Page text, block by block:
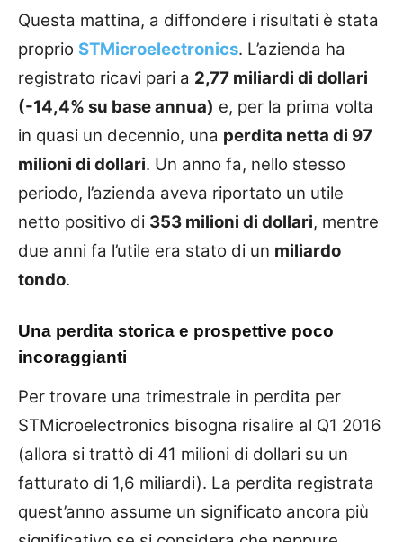
Questa mattina, a diffondere i risultati è stata
proprio STMicroelectronics. L’azienda ha
registrato ricavi pari a 2,77 miliardi di dollari
(-14,4% su base annua) e, per la prima volta
in quasi un decennio, una perdita netta di 97
milioni di dollari. Un anno fa, nello stesso
periodo, l’azienda aveva riportato un utile
netto positivo di 353 milioni di dollari, mentre
due anni fa l’utile era stato di un miliardo
tondo.
Una perdita storica e prospettive poco
incoraggianti
Per trovare una trimestrale in perdita per
STMicroelectronics bisogna risalire al Q1 2016
(allora si trattò di 41 milioni di dollari su un
fatturato di 1,6 miliardi). La perdita registrata
quest’anno assume un significato ancora più